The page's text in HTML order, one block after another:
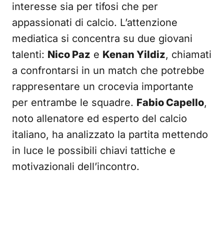
interesse sia per tifosi che per
appassionati di calcio. L’attenzione
mediatica si concentra su due giovani
talenti: Nico Paz e Kenan Yildiz, chiamati
a confrontarsi in un match che potrebbe
rappresentare un crocevia importante
per entrambe le squadre. Fabio Capello,
noto allenatore ed esperto del calcio
italiano, ha analizzato la partita mettendo
in luce le possibili chiavi tattiche e
motivazionali dell’incontro.